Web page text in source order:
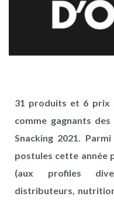
31 produits et 6 prix
comme gagnants
Snacking 2021.
postules cette année
(aux profiles
distributeurs,